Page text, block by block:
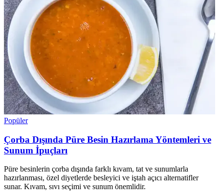
Popüler
Çorba Dışında Püre Besin Hazırlama Yöntemleri ve
Sunum İpuçları
Püre besinlerin çorba dışında farklı kıvam, tat ve sunumlarla
hazırlanması, özel diyetlerde besleyici ve iştah açıcı alternatifler
sunar. Kıvam, sıvı seçimi ve sunum önemlidir.